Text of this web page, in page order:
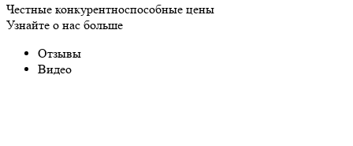
Честные конкурентноспособные цены
Узнайте о нас больше
Отзывы
Видео